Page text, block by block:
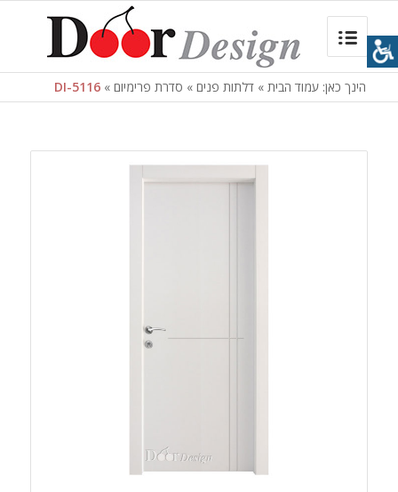
הינך כאן: עמוד הבית» דלתות פנים» סדרת פרימיום»
DI-5116